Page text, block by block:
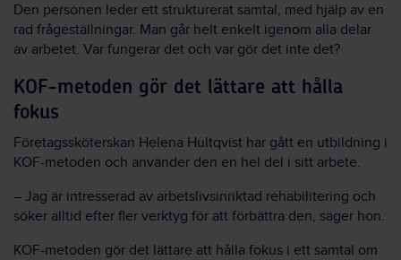
Den personen leder ett strukturerat samtal, med hjälp av en
rad frågeställningar. Man går helt enkelt igenom alla delar
av arbetet. Var fungerar det och var gör det inte det?
KOF-metoden gör det lättare att hålla
fokus
Företagssköterskan Helena Hultqvist har gått en utbildning i
KOF-metoden och använder den en hel del i sitt arbete.
– Jag är intresserad av arbetslivsinriktad rehabilitering och
söker alltid efter fler verktyg för att förbättra den, säger hon.
KOF-metoden gör det lättare att hålla fokus i ett samtal om